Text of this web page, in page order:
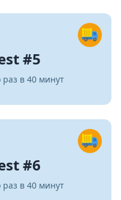
#5
раз в 40 минут
#6
раз в 40 минут